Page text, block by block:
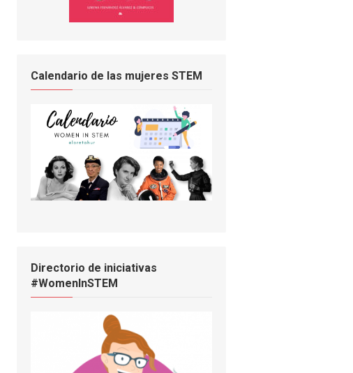
Calendario de las mujeres STEM
Directorio de iniciativas
#WomenInSTEM